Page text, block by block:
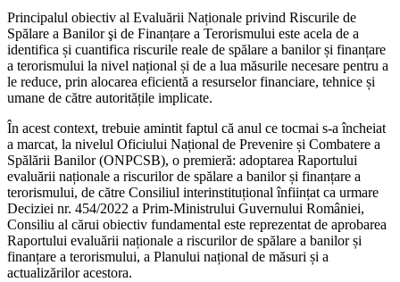
Principalul obiectiv al Evaluării Naționale privind Riscurile de
Spălare a Banilor şi de Finanțare a Terorismului este acela de a
identifica și cuantifica riscurile reale de spălare a banilor și finanțare
a terorismului la nivel național și de a lua măsurile necesare pentru a
le reduce, prin alocarea eficientă a resurselor financiare, tehnice și
umane de către autoritățile implicate.
În acest context, trebuie amintit faptul că anul ce tocmai s-a încheiat
a marcat, la nivelul Oficiului Național de Prevenire și Combatere a
Spălării Banilor (ONPCSB), o premieră: adoptarea Raportului
evaluării naționale a riscurilor de spălare a banilor și finanțare a
terorismului, de către Consiliul interinstituțional înființat ca urmare
Deciziei nr. 454/2022 a Prim-Ministrului Guvernului României,
Consiliu al cărui obiectiv fundamental este reprezentat de aprobarea
Raportului evaluării naționale a riscurilor de spălare a banilor și
finanțare a terorismului, a Planului național de măsuri și a
actualizărilor acestora.